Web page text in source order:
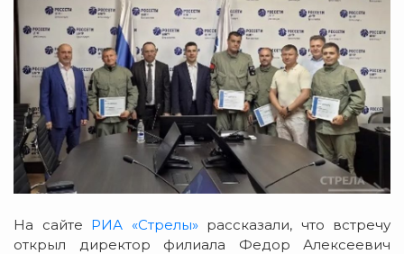
На сайте РИА «Стрелы»рассказали, что встречу
открыл директор филиала Федор Алексеевич